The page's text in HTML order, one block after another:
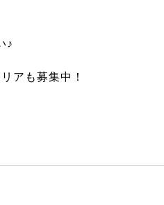
♪
アも募集中！